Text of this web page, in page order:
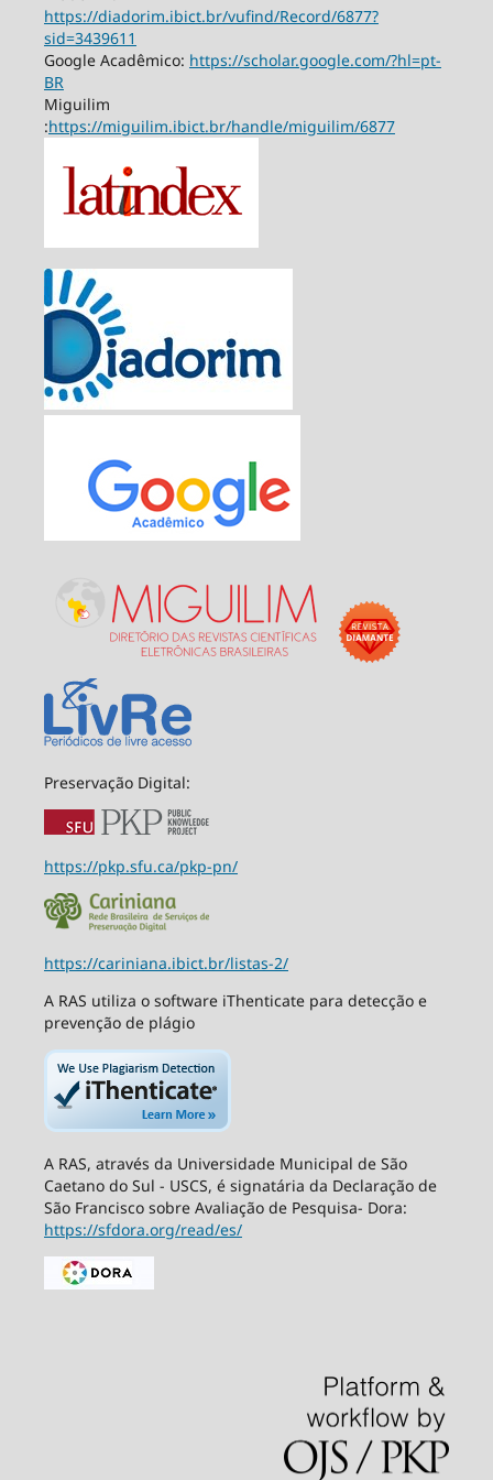
https://diadorim.ibict.br/vufind/Record/6877?
sid=3439611
Google Acadêmico: https://scholar.google.com/?hl=pt-
BR
Miguilim
:https://miguilim.ibict.br/handle/miguilim/6877
Preservação Digital:
https://pkp.sfu.ca/pkp-pn/
https://cariniana.ibict.br/listas-2/
A RAS utiliza o software iThenticate para detecção e
prevenção de plágio
A RAS, através da Universidade Municipal de São
Caetano do Sul - USCS, é signatária da Declaração de
São Francisco sobre Avaliação de Pesquisa- Dora:
https://sfdora.org/read/es/